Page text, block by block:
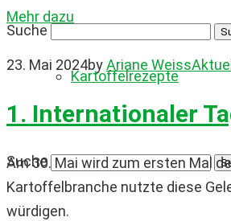
Suche
Kartoffelrezepte
Suche
Mehr dazu
23. Mai 2024byAriane Weiss
1. Internationaler
Am 30. Mai wird zum ersten Mal
Kartoffelbranche nutzte diese
würdigen.